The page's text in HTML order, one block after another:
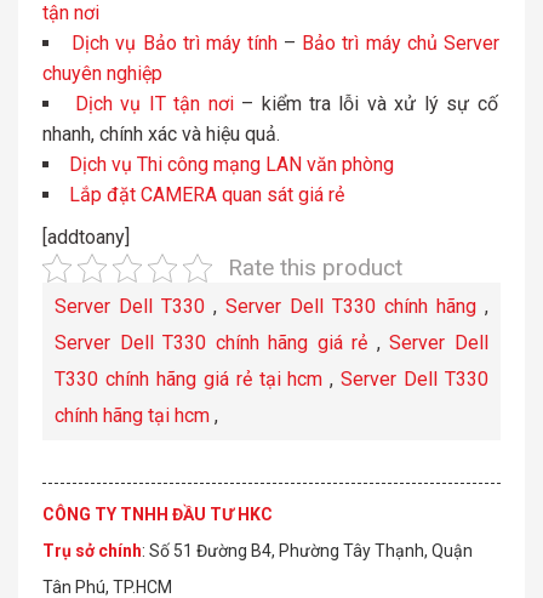
tận nơi
Dịch vụ Bảo trì máy tính – Bảo trì máy chủ Server
chuyên nghiệp
Dịch vụ IT tận nơi – kiểm tra lỗi và xử lý sự cố
nhanh, chính xác và hiệu quả.
Dịch vụ Thi công mạng LAN văn phòng
Lắp đặt CAMERA quan sát giá rẻ
[addtoany]
Rate this product
Server Dell T330 , Server Dell T330 chính hãng ,
Server Dell T330 chính hãng giá rẻ ,Server Dell
T330 chính hãng giá rẻ tại hcm ,Server Dell T330
chính hãng tại hcm ,
CÔNG TY TNHH ĐẦU TƯ HKC
Trụ sở chính: Số 51 Đường B4, Phường Tây Thạnh, Quận
Tân Phú, TP.HCM